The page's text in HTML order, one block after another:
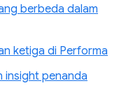
berbeda dalam
ketiga di Performa
insight penanda